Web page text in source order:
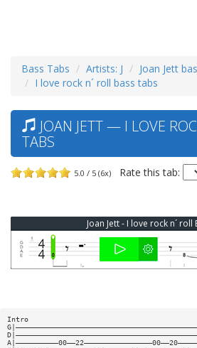
Bass Tabs Artists: J
Joan Jett
I love rock n´ roll bass tabs
JOAN JETT — I LOVE
TABS
5.0 / 5 (6x) Rate this tab:
Joan Jett - I love rock n´ roll
Intro